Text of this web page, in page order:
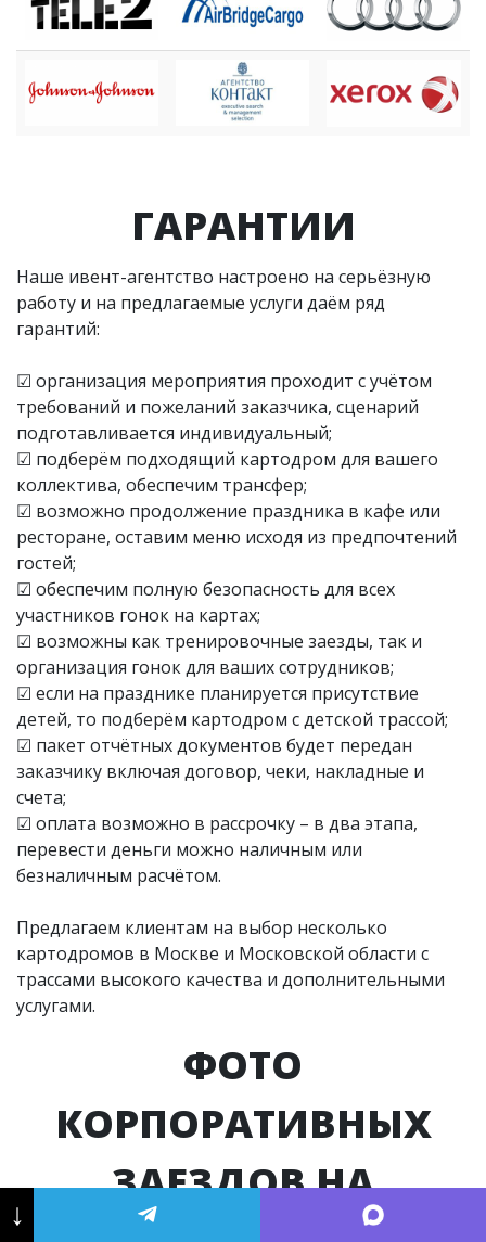
ГАРАНТИИ
Наше ивент-агентство настроено на серьёзную
работу и на предлагаемые услуги даём ряд
гарантий:
☑ организация мероприятия проходит с учётом
требований и пожеланий заказчика, сценарий
подготавливается индивидуальный;
☑ подберём подходящий картодром для вашего
коллектива, обеспечим трансфер;
☑ возможно продолжение праздника в кафе или
ресторане, оставим меню исходя из предпочтений
гостей;
☑ обеспечим полную безопасность для всех
участников гонок на картах;
☑ возможны как тренировочные заезды, так и
организация гонок для ваших сотрудников;
☑ если на празднике планируется присутствие
детей, то подберём картодром с детской трассой;
☑ пакет отчётных документов будет передан
заказчику включая договор, чеки, накладные и
счета;
☑ оплата возможно в рассрочку – в два этапа,
перевести деньги можно наличным или
безналичным расчётом.
Предлагаем клиентам на выбор несколько
картодромов в Москве и Московской области с
трассами высокого качества и дополнительными
услугами.
ФОТО
КОРПОРАТИВНЫХ
ЗАЕЗДОВ НА
↓